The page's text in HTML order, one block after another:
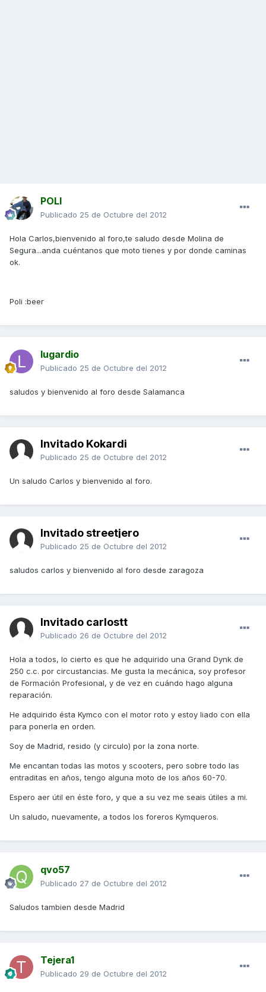
POLI
Publicado 25 de Octubre del 2012
Hola Carlos,bienvenido al foro,te saludo desde Molina de
Segura...anda cuéntanos que moto tienes y por donde caminas
ok.
Poli :beer
lugardio
Publicado 25 de Octubre del 2012
saludos y bienvenido al foro desde Salamanca
Invitado Kokardi
Publicado 25 de Octubre del 2012
Un saludo Carlos y bienvenido al foro.
Invitado streetjero
Publicado 25 de Octubre del 2012
saludos carlos y bienvenido al foro desde zaragoza
Invitado carlostt
Publicado 26 de Octubre del 2012
Hola a todos, lo cierto es que he adquirido una Grand Dynk de
250 c.c. por circustancias. Me gusta la mecánica, soy profesor
de Formación Profesional, y de vez en cuándo hago alguna
reparación.
He adquirido ésta Kymco con el motor roto y estoy liado con ella
para ponerla en orden.
Soy de Madrid, resido (y circulo) por la zona norte.
Me encantan todas las motos y scooters, pero sobre todo las
entraditas en años, tengo alguna moto de los años 60-70.
Espero aer útil en éste foro, y que a su vez me seais útiles a mi.
Un saludo, nuevamente, a todos los foreros Kymqueros.
qvo57
Publicado 27 de Octubre del 2012
Saludos tambien desde Madrid
Tejera1
Publicado 29 de Octubre del 2012